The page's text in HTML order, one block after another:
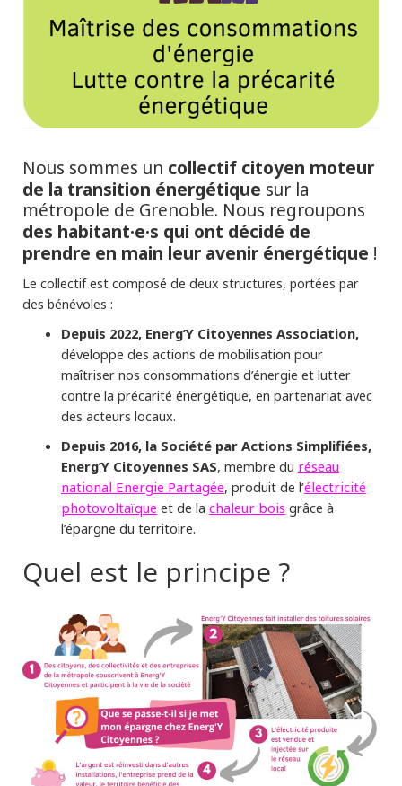
Nous sommes un collectif citoyen moteur
de la transition énergétique sur la
métropole de Grenoble. Nous regroupons
des habitant·e·s qui ont décidé de
prendre en main leur avenir énergétique !
Le collectif est composé de deux structures, portées par
des bénévoles :
Depuis 2022, Energ’Y Citoyennes Association,
développe des actions de mobilisation pour
maîtriser nos consommations d’énergie et lutter
contre la précarité énergétique, en partenariat avec
des acteurs locaux.
Depuis 2016, la Société par Actions Simplifiées,
Energ’Y Citoyennes SAS, membre du réseau
national Energie Partagée, produit de l’électricité
photovoltaïque et de la chaleur bois grâce à
l’épargne du territoire.
Quel est le principe ?